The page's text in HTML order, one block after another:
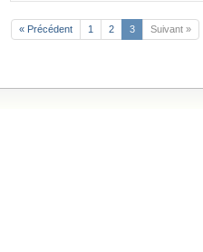
« Précédent 1 2 3 Suivant »